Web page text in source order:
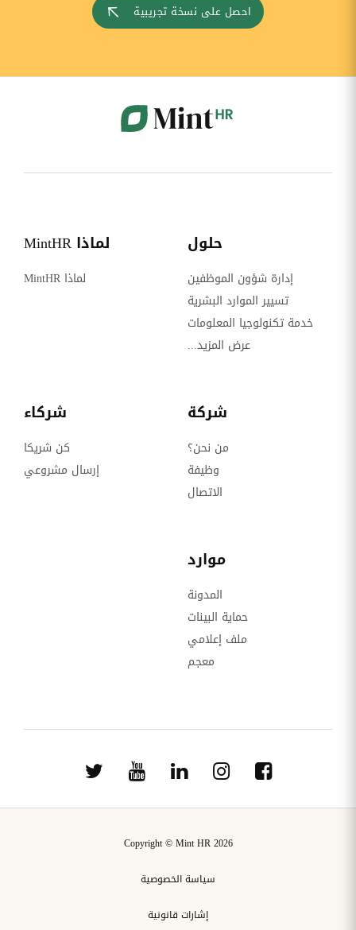
احصل على نسخة تجريبية
حلول
إدارة شؤون الموظفين
تسيير الموارد البشرية
خدمة تكنولوجيا المعلومات
عرض المزيد...
لماذا MintHR
لماذا MintHR
شركة
من نحن؟
وظيفة
الاتصال
شركاء
كن شريكا
إرسال مشروعي
موارد
المدونة
حماية البينات
ملف إعلامي
معجم
Copyright © Mint HR 2026
سياسة الخصوصية
إشارات قانونية